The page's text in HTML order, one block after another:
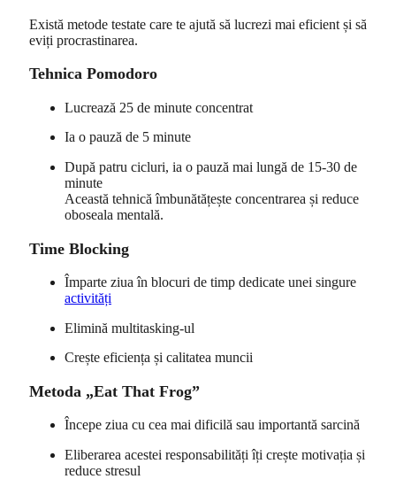
Există metode testate care te ajută să lucrezi mai eficient și să
eviți procrastinarea.
Tehnica Pomodoro
Lucrează 25 de minute concentrat
Ia o pauză de 5 minute
După patru cicluri, ia o pauză mai lungă de 15-30 de
minute
Această tehnică îmbunătățește concentrarea și reduce
oboseala mentală.
Time Blocking
Împarte ziua în blocuri de timp dedicate unei singure
activități
Elimină multitasking-ul
Crește eficiența și calitatea muncii
Metoda „Eat That Frog”
Începe ziua cu cea mai dificilă sau importantă sarcină
Eliberarea acestei responsabilități îți crește motivația și
reduce stresul